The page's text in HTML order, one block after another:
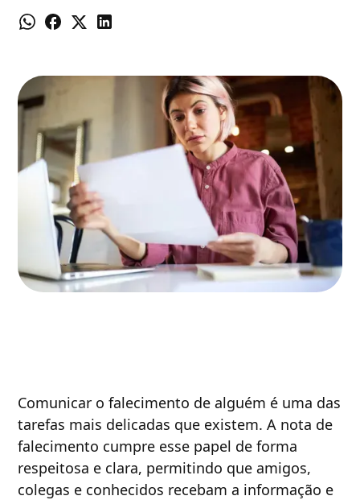
Comunicar o falecimento de alguém é uma das
tarefas mais delicadas que existem. A nota de
falecimento cumpre esse papel de forma
respeitosa e clara, permitindo que amigos,
colegas e conhecidos recebam a informação e